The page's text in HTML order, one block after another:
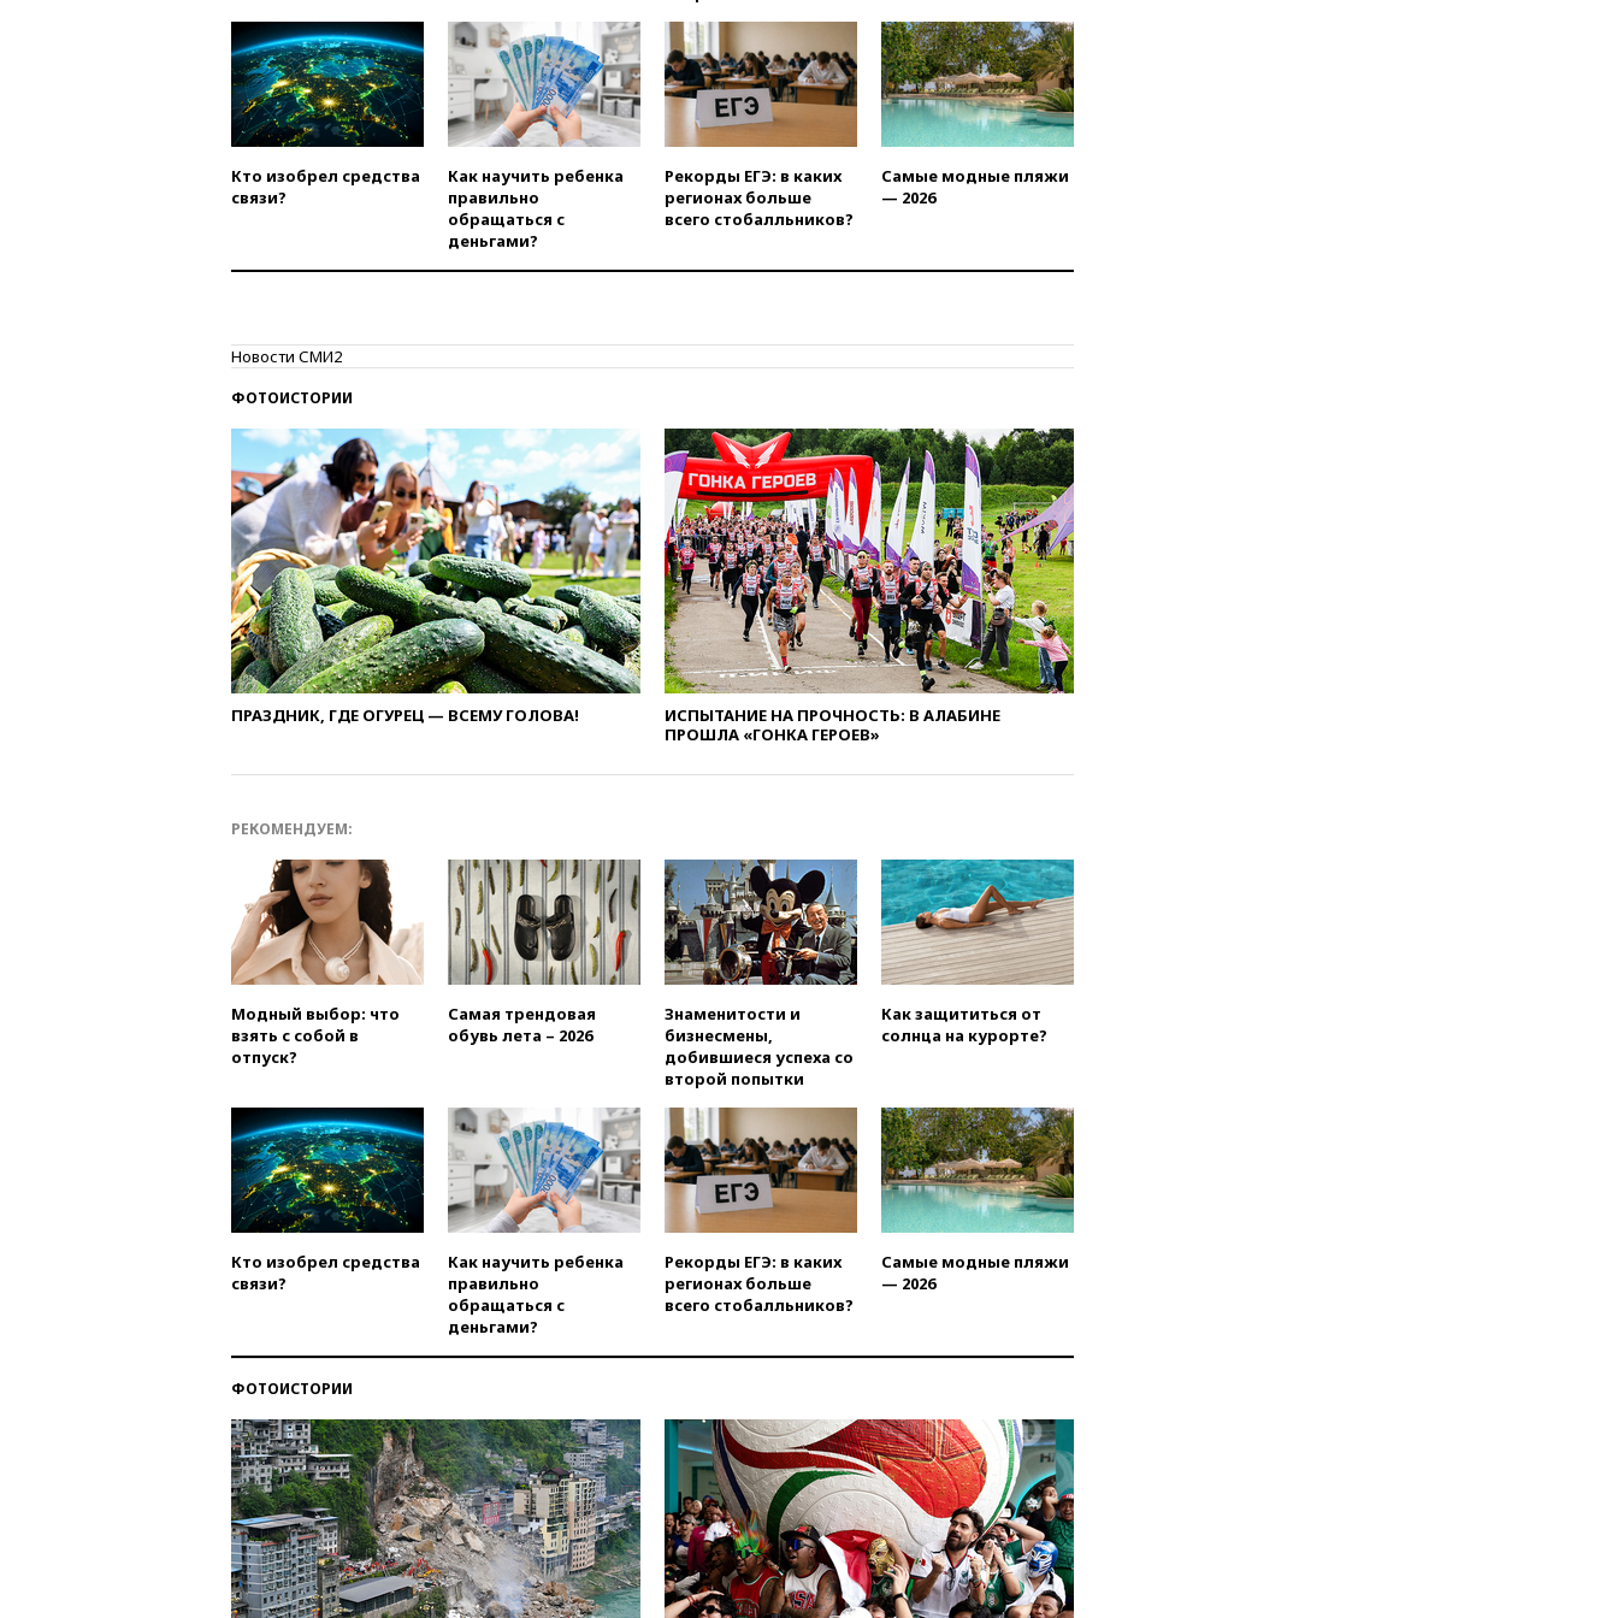
Rights Foundation
вчера, 21:35«Аэрофлот»
отменяет часть рейсов в Сочи
и Геленджик
вчера, 21:25Руслан Терновой
выиграл золото чемпионата
Европы в прыжках с 10-
метровой вышки
обращений о прекращении
вчера, 21:00В России вновь
обсуждают эксперимент по
вчера, 20:45Матвиенко:
россиянам могут
рекомендовать не посещать
Армению
вчера, 20:35 ПВО за день
сбила еще 281 украинский
беспилотник над Россией
вчера, 20:27Ямпольская
призвала оптимизировать
олимпиады для поступления в
вузы
вчера, 20:15Минтранс
предложил оплачивать
средств на ремонт
официальным визитом
вчера, 19:58В Госдуму будет
внесен законопроект об
отмене ЕГЭ
вчера, 19:50Аэропорты Сочи и
вчера, 19:35
республиканцев поддержать
Вэнса на выборах 2028 года
вчера, 19:20Число ломбардов
в РФ превысило максимум
2022 года
аэропорт Геленджика
возобновили работу
званий добровольцам
Финляндии приходит в упадок
без российских туристов
вчера, 18:35В Жуковском и
аэропорту Геленджика
введены ограничения
вчера, 18:21Зюганов
присоединился к критике
«Яблока»
Кто изобрел средства
связи?
Как научить ребенка
правильно
обращаться с
деньгами?
Рекорды ЕГЭ: в каких
регионах больше
всего стобалльников?
Самые модные пляжи
— 2026
Новости СМИ2
ФОТОИСТОРИИ
ПРАЗДНИК, ГДЕ ОГУРЕЦ — ВСЕМУ ГОЛОВА!
ИСПЫТАНИЕ НА ПРОЧНОСТЬ: В АЛАБИНЕ
ПРОШЛА «ГОНКА ГЕРОЕВ»
РЕКОМЕНДУЕМ:
Модный выбор: что
взять с собой в
отпуск?
Самая трендовая
обувь лета – 2026
Знаменитости и
бизнесмены,
добившиеся успеха со
второй попытки
Как защититься от
солнца на курорте?
Кто изобрел средства
связи?
Как научить ребенка
правильно
обращаться с
деньгами?
Рекорды ЕГЭ: в каких
регионах больше
всего стобалльников?
Самые модные пляжи
— 2026
ФОТОИСТОРИИ